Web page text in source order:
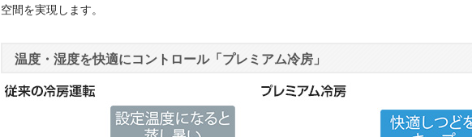
空間を実現します。
温度・湿度を快適にコントロール「プレミアム冷房」